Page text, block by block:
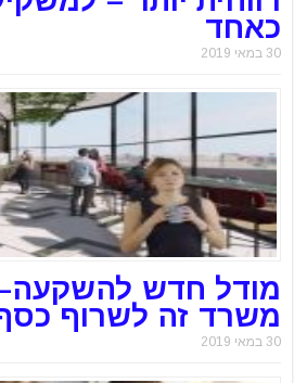
כאחד
30 במאי 2019
מודל חדש
משרד זה לשרוף
30 במאי 2019